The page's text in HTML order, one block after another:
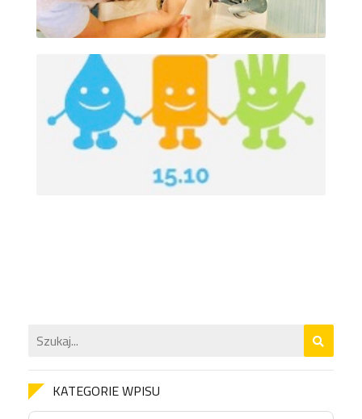
KATEGORIE WPISU